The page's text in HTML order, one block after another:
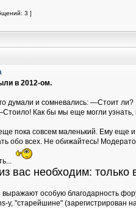
3 ]
в 2012-ом.
думали и сомневались: —Стоит ли?
Как бы мы еще могли узнать,
пока совсем маленький. Ему еще и
обо всех. Не обижайтесь!
вас необходим:
особую благодарность
у, "старейшине"